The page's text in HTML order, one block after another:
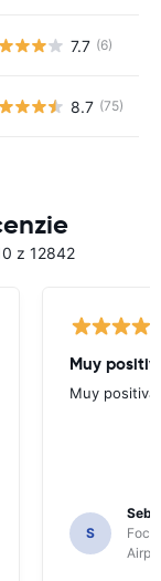
7.7 (6)
8.7 (75)
z 12842
Muy
Muy positiva
S
Foco